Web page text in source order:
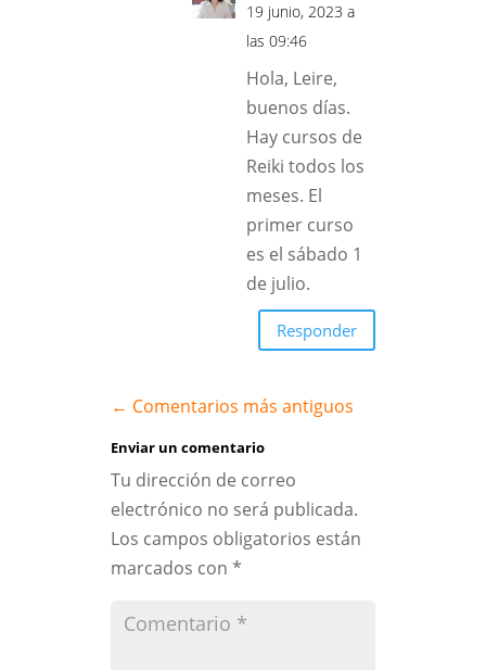
19 junio, 2023 a
las 09:46
Hola, Leire,
buenos días.
Hay cursos de
Reiki todos los
meses. El
primer curso
es el sábado 1
de julio.
Responder
← Comentarios más antiguos
Enviar un comentario
Tu dirección de correo
electrónico no será publicada.
Los campos obligatorios están
marcados con*